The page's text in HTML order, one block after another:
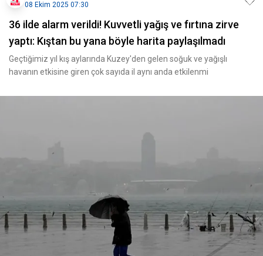
08 Ekim 2025 07:30
36 ilde alarm verildi! Kuvvetli yağış ve fırtına zirve
yaptı: Kıştan bu yana böyle harita paylaşılmadı
Geçtiğimiz yıl kış aylarında Kuzey'den gelen soğuk ve yağışlı
havanın etkisine giren çok sayıda il aynı anda etkilenmi